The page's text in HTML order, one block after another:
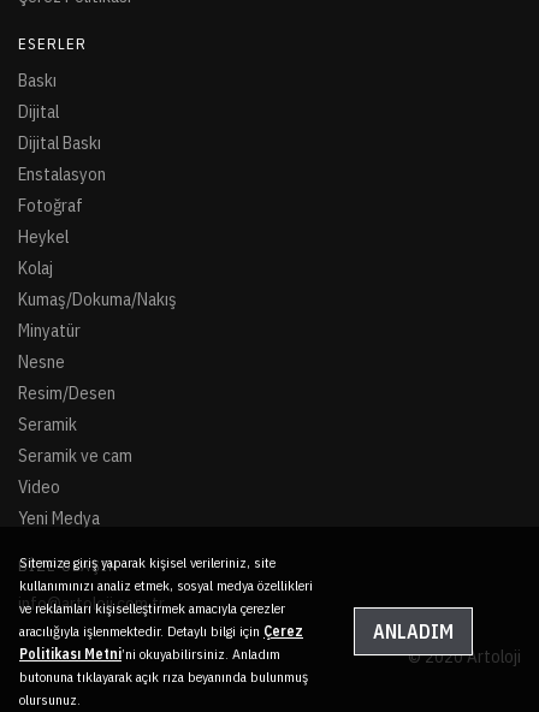
ESERLER
Baskı
Dijital
Dijital Baskı
Enstalasyon
Fotoğraf
Heykel
Kolaj
Kumaş/Dokuma/Nakış
Minyatür
Nesne
Resim/Desen
Seramik
Seramik ve cam
Video
Yeni Medya
BIZE ULAŞIN
info@artoloji.com.tr
© 2020 Artoloji
Sitemize giriş yaparak kişisel verileriniz, site
kullanımınızı analiz etmek, sosyal medya özellikleri
ve reklamları kişiselleştirmek amacıyla çerezler
aracılığıyla işlenmektedir. Detaylı bilgi için Çerez
Politikası Metni’ni okuyabilirsiniz. Anladım
butonuna tıklayarak açık rıza beyanında bulunmuş
olursunuz.
ANLADIM